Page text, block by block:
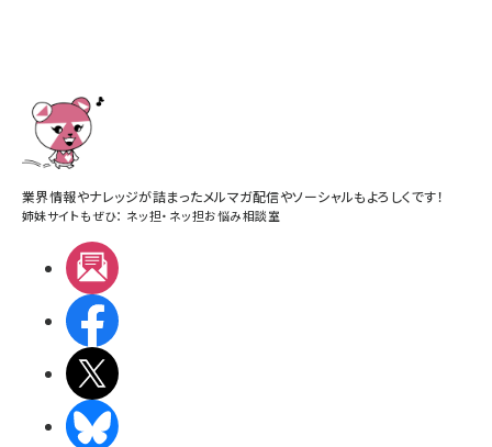
業界情報やナレッジが詰まったメルマガ配信やソーシャルもよろしくです！
姉妹サイトもぜひ： ネッ担・ ネッ担お悩み相談室